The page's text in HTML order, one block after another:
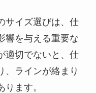
サイズ選びは、仕
響を与える重要な
適切でないと、仕
、ラインが絡まり
ます。